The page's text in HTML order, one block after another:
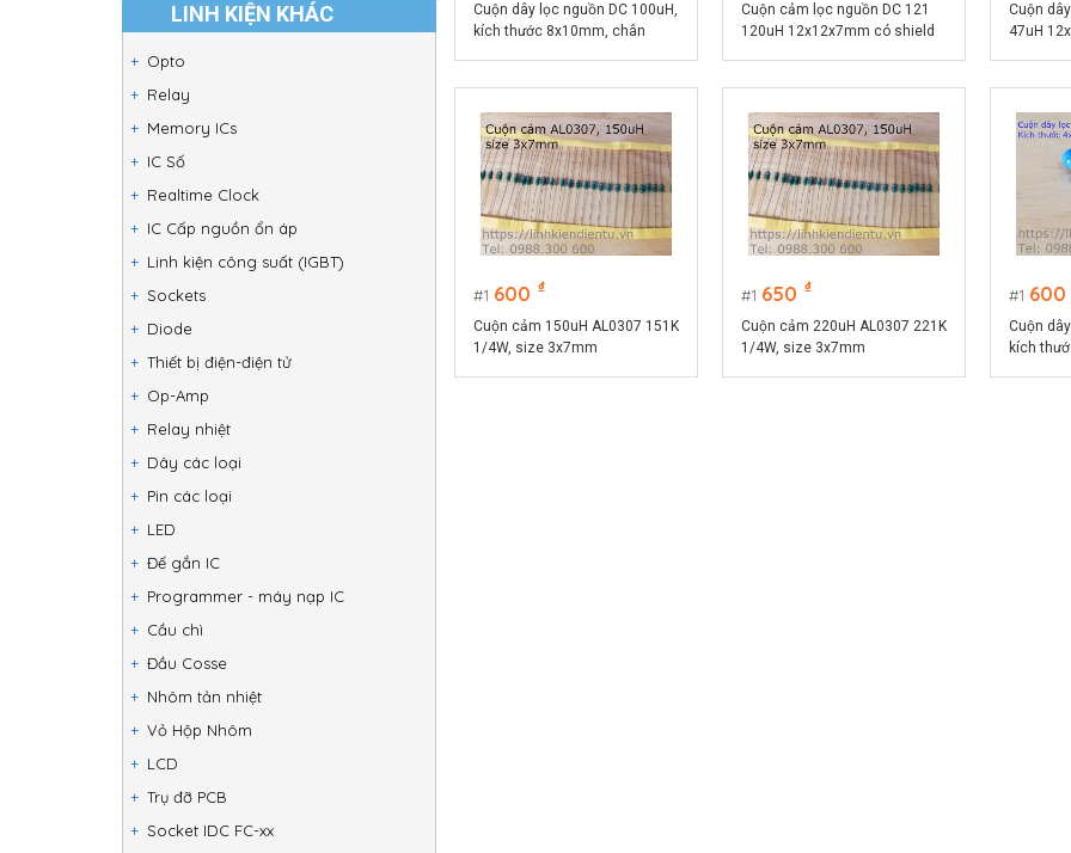
LINH KIỆN KHÁC
Opto
Relay
Memory ICs
IC Số
Realtime Clock
IC Cấp nguồn ổn áp
Linh kiện công suất (IGBT)
Sockets
Diode
Thiết bị điện-điện tử
Op-Amp
Relay nhiệt
Dây các loại
Pin các loại
LED
Đế gắn IC
Programmer - máy nạp IC
Cầu chì
Đầu Cosse
Nhôm tản nhiệt
Vỏ Hộp Nhôm
LCD
Trụ đỡ PCB
Socket IDC FC-xx
Cuộn dây lọc nguồn DC 100uH,
kích thước 8x10mm, chân
Cuộn cảm lọc nguồn DC 121
120uH 12x12x7mm có shield
Cuộn
47uH
1 600 ₫
Cuộn cảm 150uH AL0307 151K
1/4W, size 3x7mm
1 650 ₫
Cuộn cảm 220uH AL0307 221K
1/4W, size 3x7mm
1 600
Cuộn
kích